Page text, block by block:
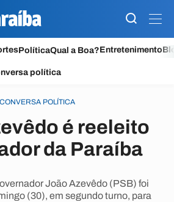
PolíticaQual a Boa?Entretenimento
política
CONVERSA POLÍTICA
é reeleito
da Paraíba
João Azevêdo (PSB) foi
(30), em segundo turno, para